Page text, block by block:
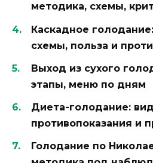
методика, схемы,
Каскадное
схемы, польза и
Выход из сухого
этапы, меню по дням
Диета-голодание:
противопоказания и
Голодание по